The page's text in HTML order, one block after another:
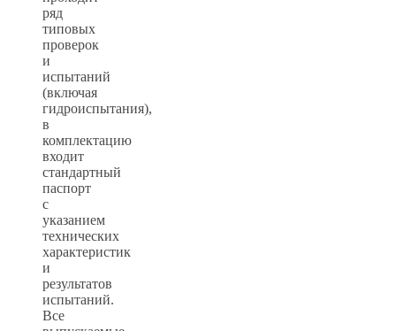
ряд
типовых
проверок
и
испытаний
(включая
гидроиспытания),
в
комплектацию
входит
стандартный
паспорт
с
указанием
технических
характеристик
и
результатов
испытаний.
Все